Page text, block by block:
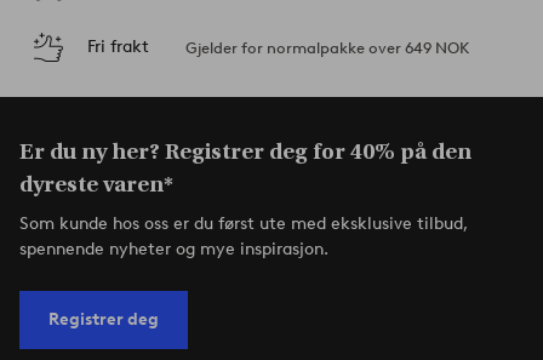
Fri frakt Gjelder for normalpakke over 649 NOK
Er du ny her? Registrer deg for 40% på den
dyreste varen*
Som kunde hos oss er du først ute med eksklusive tilbud,
spennende nyheter og mye inspirasjon.
Registrer deg